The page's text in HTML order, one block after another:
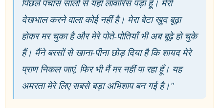
पिछले पचास सालों से यहाँ लावारिस पड़ा हूँ। मेरी
देखभाल करने वाला कोई नहीं है। मेरा बेटा खुद बूढ़ा
होकर मर चुका है और मेरे पोते-पोतियाँ भी अब बूढ़े हो चुके
हैं। मैंने बरसों से खाना-पीना छोड़ दिया है कि शायद मेरे
प्राण निकल जाएं, फिर भी मैं मर नहीं पा रहा हूँ। यह
अमरता मेरे लिए सबसे बड़ा अभिशाप बन गई है।"